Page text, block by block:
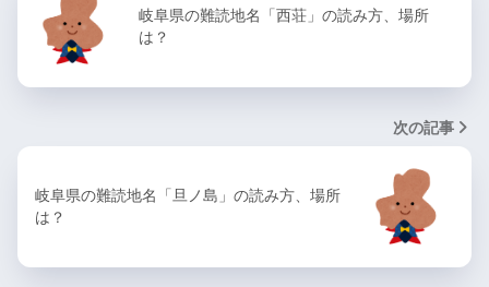
岐阜県の難読地名「西荘」の読み方、場所
は？
次の記事
岐阜県の難読地名「旦ノ島」の読み方、場所
は？